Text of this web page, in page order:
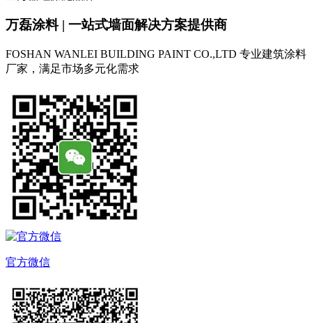
万磊涂料 | 一站式墙面解决方案提供商
FOSHAN WANLEI BUILDING PAINT CO.,LTD 专业建筑涂料
厂家，满足市场多元化需求
官方微信